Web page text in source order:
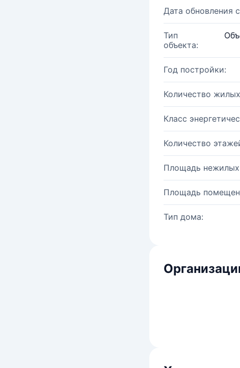
Дата обновления
Тип
объекта:
Год постройки:
Количество
Класс
Количество
Площадь
Площадь
Тип дома: